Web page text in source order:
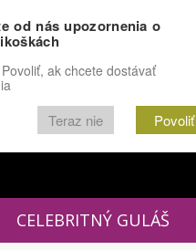
CELEBRITNÝ GULÁŠ
od nás upozornenia o
ak chcete dostávať
Teraz nie Povoliť